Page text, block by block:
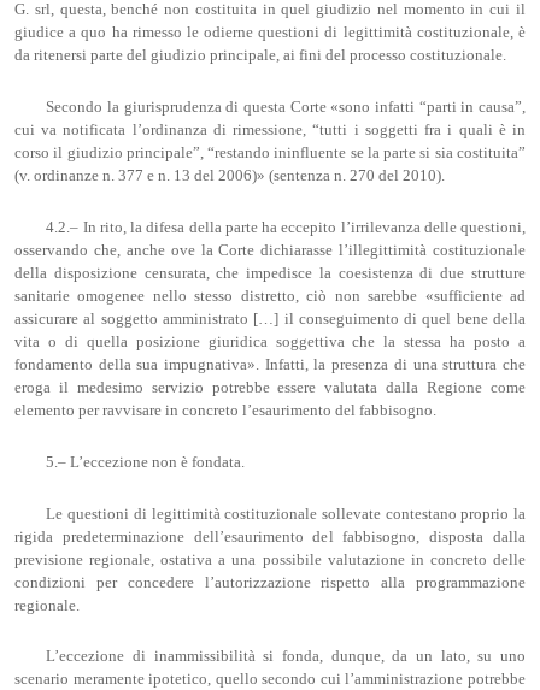
G. srl, questa, benché non costituita in quel giudizio nel momento in cui il
giudice a quo ha rimesso le odierne questioni di legittimità costituzionale, è
da ritenersi parte del giudizio principale, ai fini del processo costituzionale.
Secondo la giurisprudenza di questa Corte «sono infatti “parti in causa”,
cui va notificata l’ordinanza di rimessione, “tutti i soggetti fra i quali è in
corso il giudizio principale”, “restando ininfluente se la parte si sia costituita”
(v. ordinanze n. 377 e n. 13 del 2006)» (sentenza n. 270 del 2010).
4.2.– In rito, la difesa della parte ha eccepito l’irrilevanza delle questioni,
osservando che, anche ove la Corte dichiarasse l’illegittimità costituzionale
della disposizione censurata, che impedisce la coesistenza di due strutture
sanitarie omogenee nello stesso distretto, ciò non sarebbe «sufficiente ad
assicurare al soggetto amministrato […] il conseguimento di quel bene della
vita o di quella posizione giuridica soggettiva che la stessa ha posto a
fondamento della sua impugnativa». Infatti, la presenza di una struttura che
eroga il medesimo servizio potrebbe essere valutata dalla Regione come
elemento per ravvisare in concreto l’esaurimento del fabbisogno.
5.– L’eccezione non è fondata.
Le questioni di legittimità costituzionale sollevate contestano proprio la
rigida predeterminazione dell’esaurimento del fabbisogno, disposta dalla
previsione regionale, ostativa a una possibile valutazione in concreto delle
condizioni per concedere l’autorizzazione rispetto alla programmazione
regionale.
L’eccezione di inammissibilità si fonda, dunque, da un lato, su uno
scenario meramente ipotetico, quello secondo cui l’amministrazione potrebbe